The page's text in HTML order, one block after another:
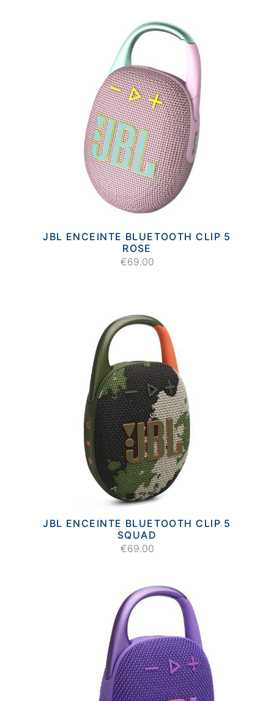
JBL ENCEINTE BLUETOOTH CLIP 5
ROSE
€69.00
JBL ENCEINTE BLUETOOTH CLIP 5
SQUAD
€69.00